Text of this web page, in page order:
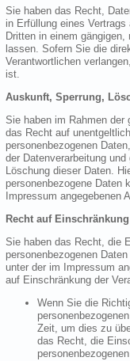
Sie haben das Recht,
in Erfüllung eines
Dritten in einem
lassen. Sofern Sie die
Verantwortlichen
ist.
Auskunft, Sperrung,
Sie haben im Rahmen der
das Recht auf
personenbezogenen
der Datenverarbeitung
Löschung dieser Daten.
personenbezogene Daten
Impressum angegebenen
Recht auf
Sie haben das Recht, die
personenbezogenen
unter der im Impressum
auf Einschränkung der
Wenn Sie die
Zeit, um dies zu
das Recht, die